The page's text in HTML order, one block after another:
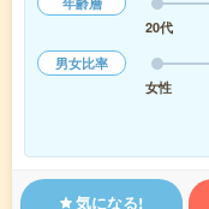
20代
男女比率
女性
気になる!